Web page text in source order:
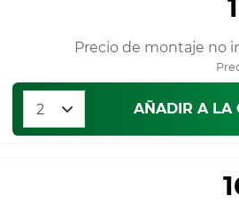
Precio de montaje no
AÑADIR A LA